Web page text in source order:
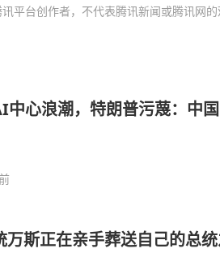
平台创作者，不代表腾讯新闻或腾讯网的
中心浪潮，特朗普污蔑：中
万斯正在亲手葬送自己的总